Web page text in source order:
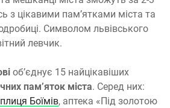
з цікавими пам’ятками міста та
Символом львівського
левчик.
об’єднує 15 найцікавіших
пам’яток міста. Серед них:
Боїмів, аптека «Під золотою